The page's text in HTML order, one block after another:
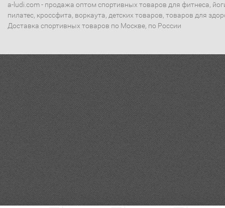
a-ludi.com - продажа оптом спортивных товаров для фитнеса,
пилатес, кроссфита, воркаута, детских товаров, товаров для
Доставка спортивных товаров по Москве, по России